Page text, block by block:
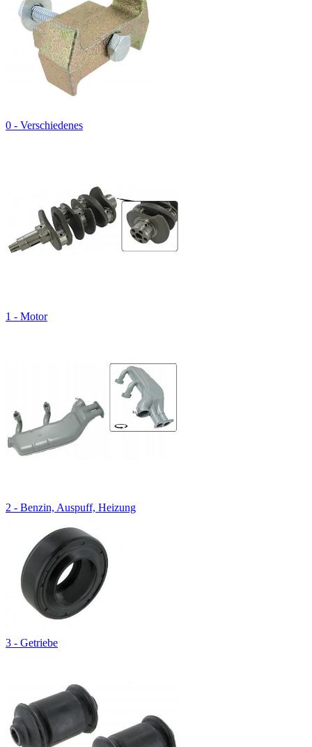
0 - Verschiedenes
1 - Motor
2 - Benzin, Auspuff, Heizung
3 - Getriebe